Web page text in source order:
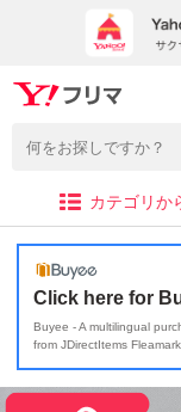
カテゴリか
Click here for
Buyee - A multilingual
from JDirectItems